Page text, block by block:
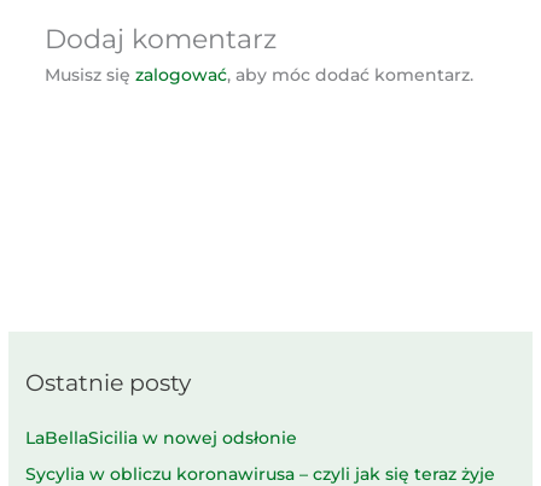
Dodaj komentarz
Musisz się zalogować, aby móc dodać komentarz.
Ostatnie posty
LaBellaSicilia w nowej odsłonie
Sycylia w obliczu koronawirusa – czyli jak się teraz żyje